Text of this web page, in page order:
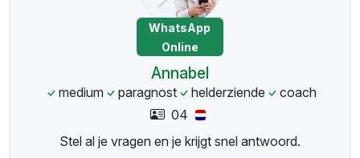
WhatsApp
Online
Annabel
medium paragnost helderziende
coach
04
Stel al je vragen en je krijgt snel antwoord.